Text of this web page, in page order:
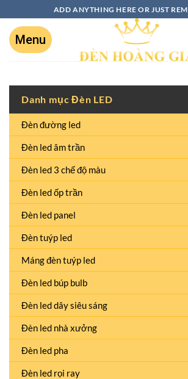
ADD ANYTHING HERE OR JUST
Danh mục Đèn LED
Đèn đường led
Đèn led âm trần
Đèn led 3 chế độ màu
Đèn led ốp trần
Đèn led panel
Đèn tuýp led
Máng đèn tuýp led
Đèn led búp bulb
Đèn led dây siêu sáng
Đèn led nhà xưởng
Đèn led pha
Đèn led rọi ray